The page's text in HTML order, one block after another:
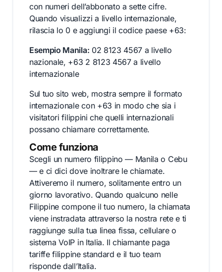
con numeri dell’abbonato a sette cifre.
Quando visualizzi a livello internazionale,
rilascia lo 0 e aggiungi il codice paese +63:
Esempio Manila: 02 8123 4567 a livello
nazionale, +63 2 8123 4567 a livello
internazionale
Sul tuo sito web, mostra sempre il formato
internazionale con +63 in modo che sia i
visitatori filippini che quelli internazionali
possano chiamare correttamente.
Come funziona
Scegli un numero filippino — Manila o Cebu
— e ci dici dove inoltrare le chiamate.
Attiveremo il numero, solitamente entro un
giorno lavorativo. Quando qualcuno nelle
Filippine compone il tuo numero, la chiamata
viene instradata attraverso la nostra rete e ti
raggiunge sulla tua linea fissa, cellulare o
sistema VoIP in Italia. Il chiamante paga
tariffe filippine standard e il tuo team
risponde dall’Italia.